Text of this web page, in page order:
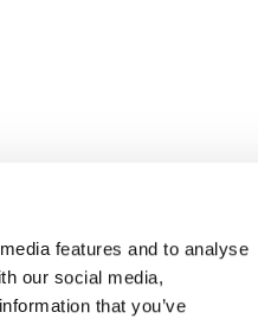
features and to analyse
our social media,
that you’ve